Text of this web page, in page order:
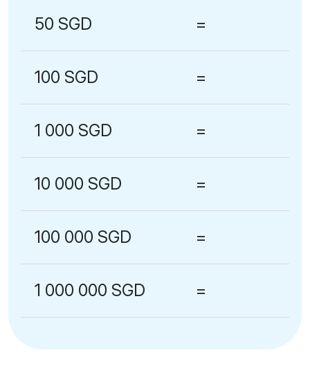
50 SGD =
100 SGD =
1 000 SGD =
10 000 SGD =
100 000 SGD =
1 000 000 SGD =